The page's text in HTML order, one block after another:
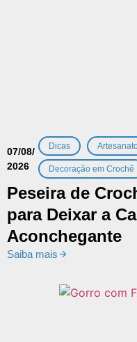
07/08/
2026
Dicas ,
Decoração em Crochê
Peseira de
para Deixar a
Aconchegante
Saiba mais